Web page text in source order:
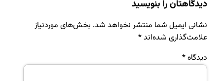
دیدگاهتان را بنویسید
نشانی ایمیل شما منتشر نخواهد شد. بخش‌های موردنیاز
علامت‌گذاری شده‌اند*
دیدگاه*